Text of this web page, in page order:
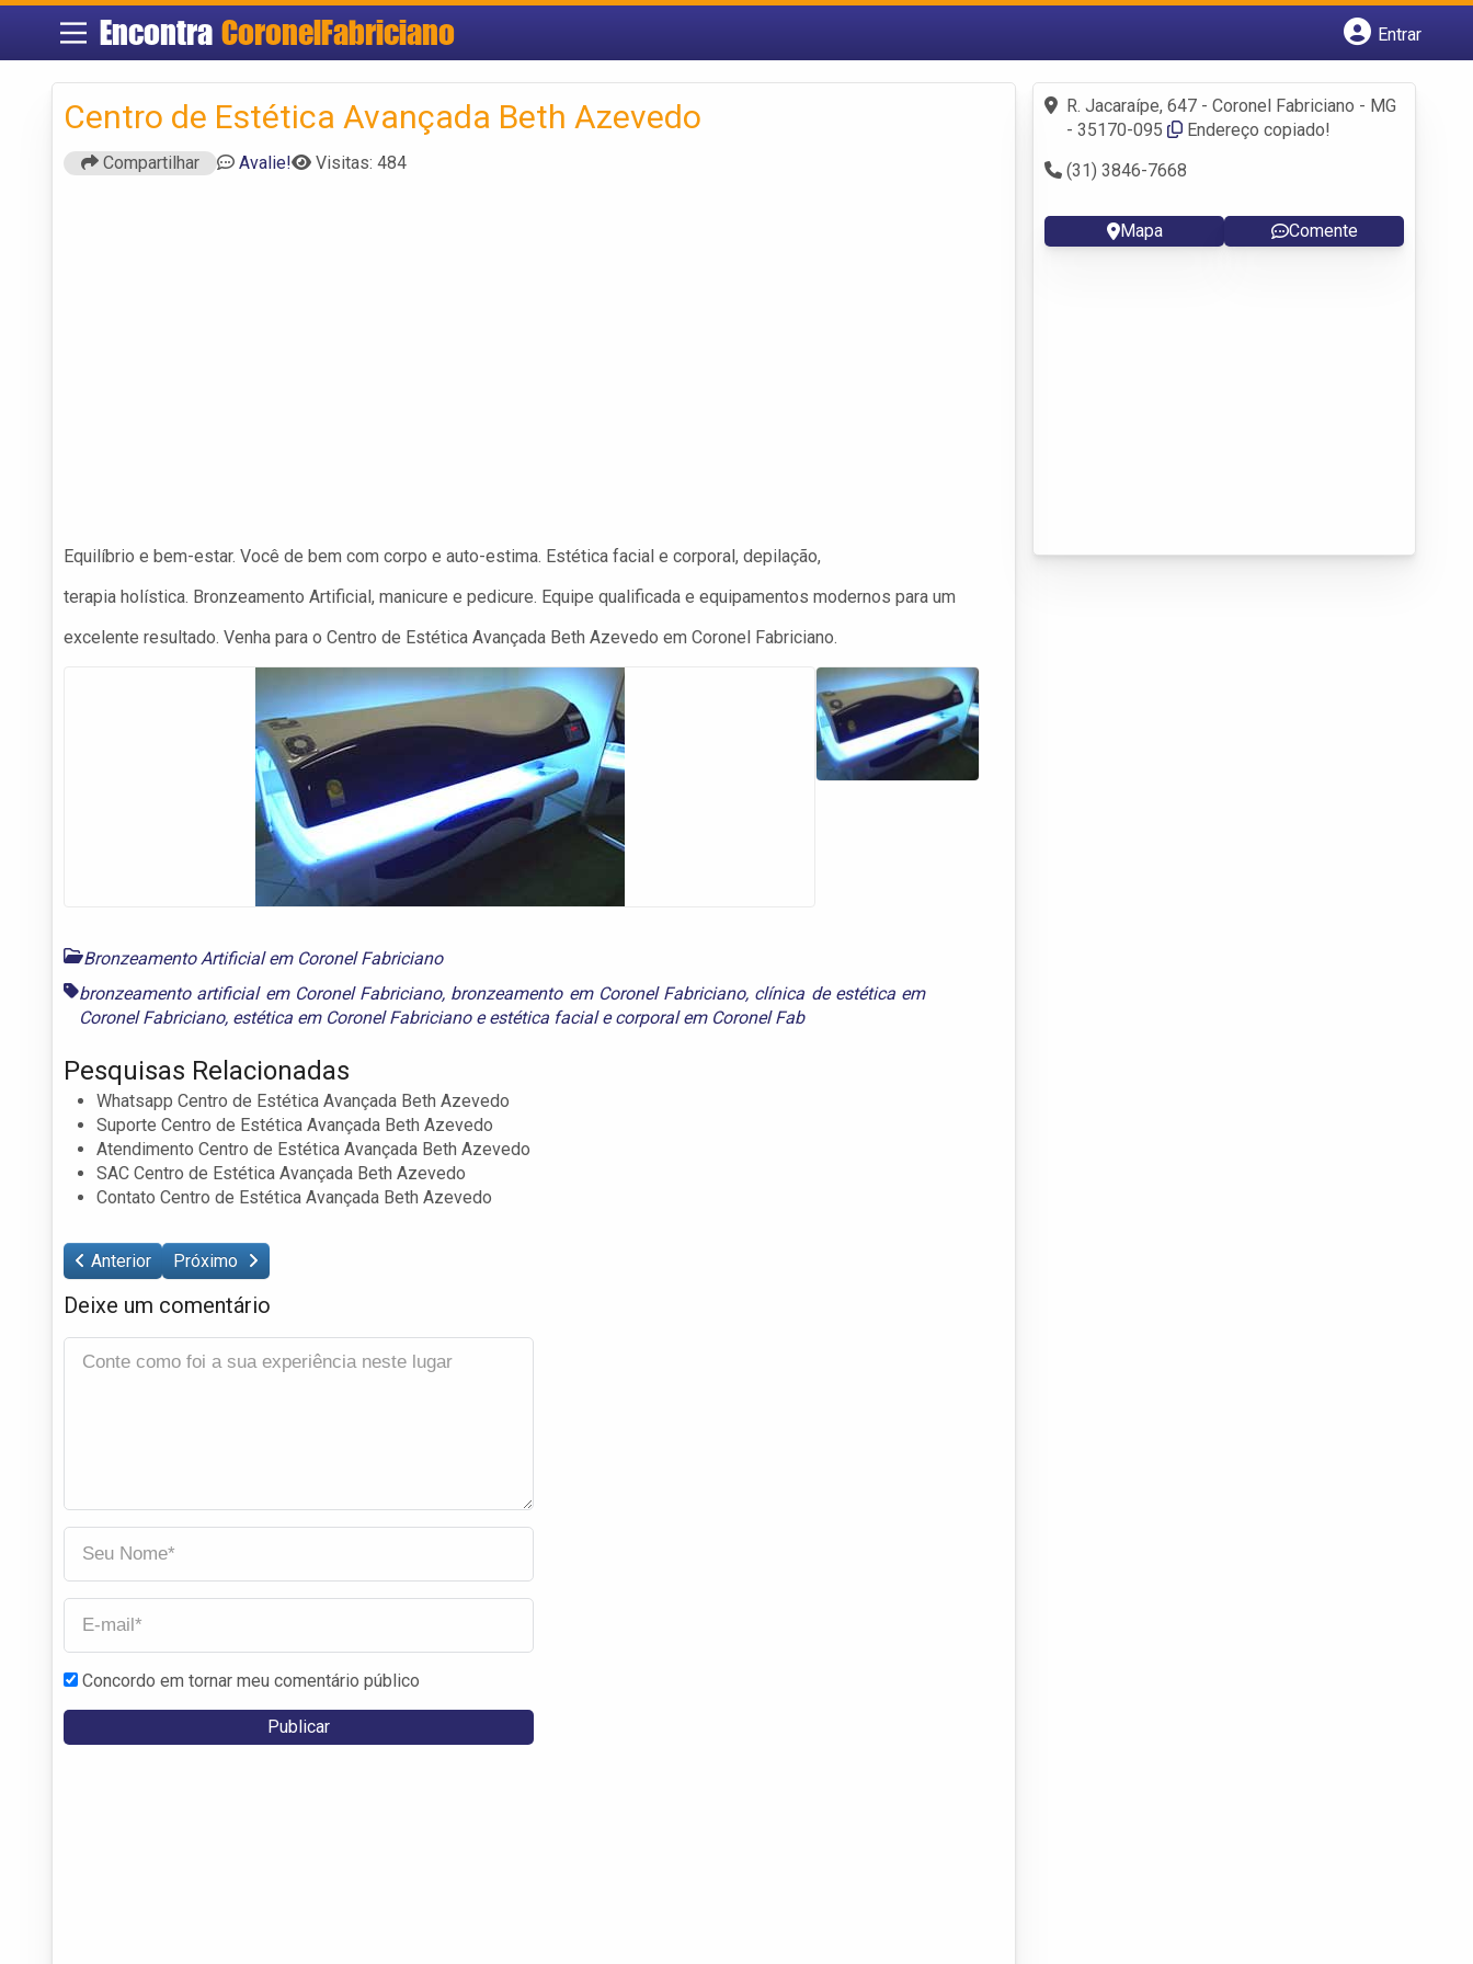
Encontra CoronelFabriciano
Entrar
Fazer login
Criar conta
Centro de Estética Avançada Beth Azevedo
Compartilhar Avalie! Visitas: 484
Equilíbrio e bem-estar. Você de bem com corpo e auto-estima. Estética facial e corporal, depilação,
terapia holística. Bronzeamento Artificial, manicure e pedicure. Equipe qualificada e equipamentos modernos para um
excelente resultado. Venha para o Centro de Estética Avançada Beth Azevedo em Coronel Fabriciano.
Bronzeamento Artificial em Coronel Fabriciano
bronzeamento artificial em Coronel Fabriciano, bronzeamento em Coronel Fabriciano, clínica de estética em
Coronel Fabriciano, estética em Coronel Fabricianoeestética facial e corporal em Coronel Fab
Pesquisas Relacionadas
Whatsapp Centro de Estética Avançada Beth Azevedo
Suporte Centro de Estética Avançada Beth Azevedo
Atendimento Centro de Estética Avançada Beth Azevedo
SAC Centro de Estética Avançada Beth Azevedo
Contato Centro de Estética Avançada Beth Azevedo
Anterior Próximo
Deixe um comentário
Concordo em tornar meu comentário público
R. Jacaraípe, 647 - Coronel Fabriciano - MG
- 35170-095
Endereço copiado!
(31) 3846-7668
Mapa Comente